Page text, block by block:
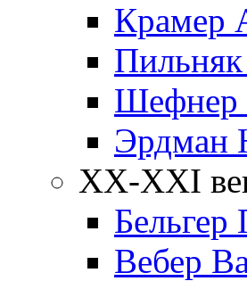
Крамер
Шефнер
Эрдман
ХХ-XXI
Бельгер
Вебер